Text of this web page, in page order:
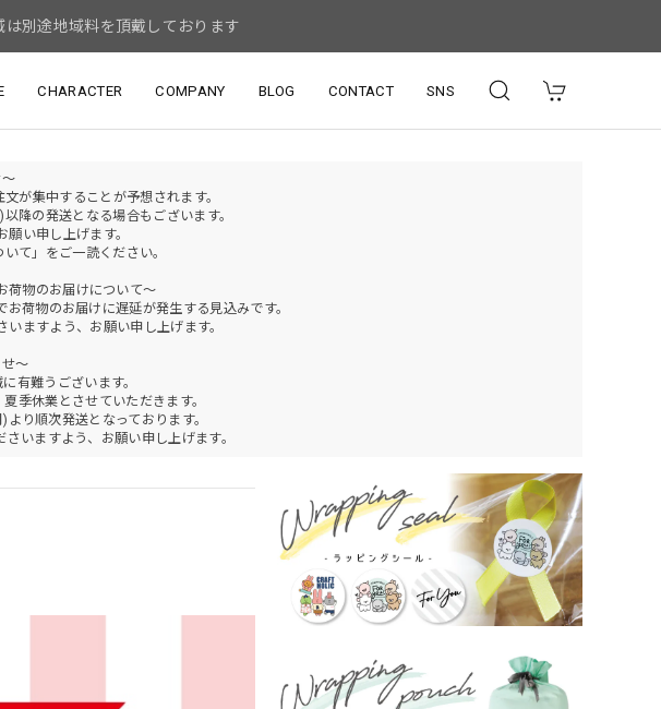
別途地域料を頂戴しております
CHARACTER COMPANY BLOG CONTACT SNS
が集中することが予想されます。
降の発送となる場合もございます。
い申し上げます。
て」をご一読ください。
荷物のお届けについて～
荷物のお届けに遅延が発生する見込みです。
ますよう、お願い申し上げます。
～
有難うございます。
季休業とさせていただきます。
り順次発送となっております。
いますよう、お願い申し上げます。